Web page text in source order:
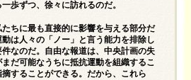
歩ずつ、徐々に訪れるのだ。
ちに最も直接的に影響を与える部分だ
は人々の「ノー」と言う能力を排除し
なのだ。自由な報道は、中央計画の失
だ可能なうちに抵抗運動を組織するこ
することができる。だから、これら